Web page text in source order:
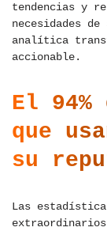
tendencias y
necesidades
analítica
accionable.
El 94%
que
su
Las